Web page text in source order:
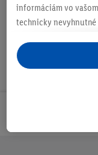
informáciám vo
technicky nevyhnutné
personalizovanú
ste účastníkom
aj údaje z vášho
následne si vytvoríte